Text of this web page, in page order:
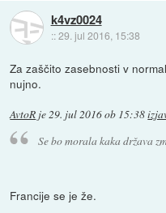
k4vz0024
::29. jul 2016, 15:38
Za zaščito zasebnosti v
nujno.
AvtoR je29. jul 2016 ob 15:38
Se bo morala kaka država
Francije se je že.